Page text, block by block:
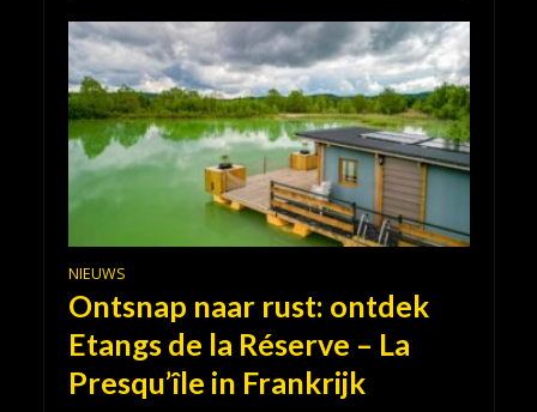
NIEUWS
Ontsnap naar rust: ontdek
Etangs de la Réserve – La
Presqu’île in Frankrijk